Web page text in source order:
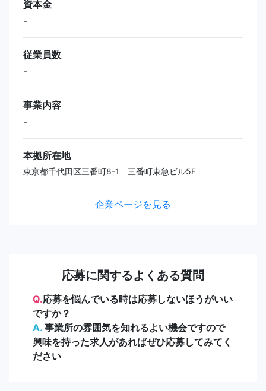
資本金
-
従業員数
-
事業内容
-
本拠所在地
東京都千代田区三番町8-1 三番町東急ビル5F
企業ページを見る
応募に関するよくある質問
Q.応募を悩んでいる時は応募しないほうがいい
ですか？
A. 事業所の雰囲気を知れるよい機会ですので
興味を持った求人があればぜひ応募してみてく
ださい